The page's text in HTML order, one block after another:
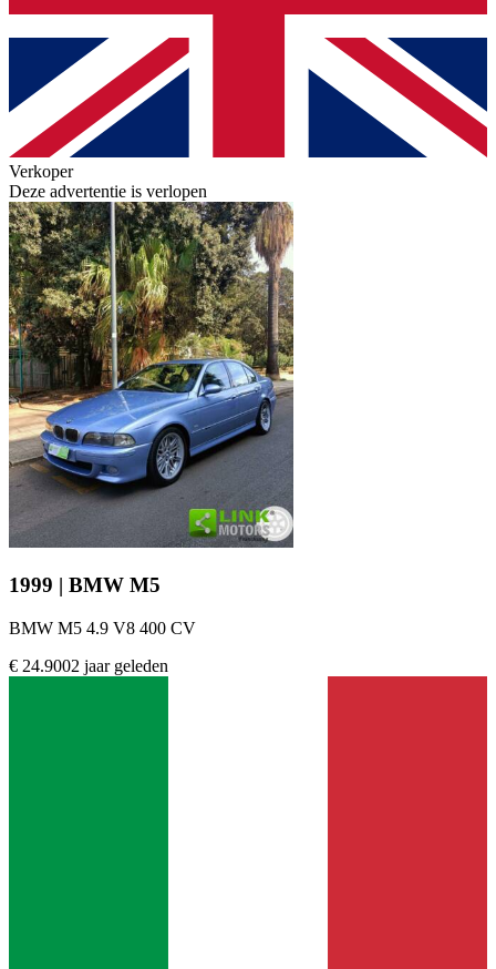
Verkoper
Deze advertentie is verlopen
1999 | BMW M5
BMW M5 4.9 V8 400 CV
€ 24.9002 jaar geleden